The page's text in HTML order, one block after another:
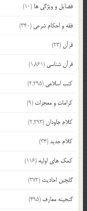
فضایل و ویژگی ها (10)
فقه و احکام شرعی (340)
قرآن(23)
قرآن شناسی (1,861)
کتب اسلامی (2,295)
کرامات و معجزات (9)
کلام جاودان(2,293)
کلام جدید(34)
کمک های اولیه (116)
گلچین احادیث (372)
گنجینه معارف (495)